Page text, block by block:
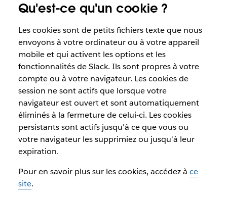
Qu'est-ce qu'un cookie ?
Les cookies sont de petits fichiers texte que nous
envoyons à votre ordinateur ou à votre appareil
mobile et qui activent les options et les
fonctionnalités de Slack. Ils sont propres à votre
compte ou à votre navigateur. Les cookies de
session ne sont actifs que lorsque votre
navigateur est ouvert et sont automatiquement
éliminés à la fermeture de celui-ci. Les cookies
persistants sont actifs jusqu'à ce que vous ou
votre navigateur les supprimiez ou jusqu'à leur
expiration.
Pour en savoir plus sur les cookies, accédez à ce
site.